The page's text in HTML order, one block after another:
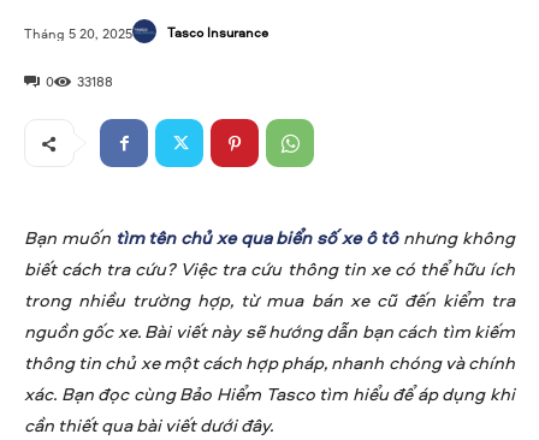
0 33188
Tháng 5 20, 2025 Tasco Insurance
Bạn muốn tìm tên chủ xe qua biển số xe ô tônhưng không
biết cách tra cứu? Việc tra cứu thông tin xe có thể hữu ích
trong nhiều trường hợp, từ mua bán xe cũ đến kiểm tra
nguồn gốc xe. Bài viết này sẽ hướng dẫn bạn cách tìm kiếm
thông tin chủ xe một cách hợp pháp, nhanh chóng và chính
xác. Bạn đọc cùng Bảo Hiểm Tasco tìm hiểu để áp dụng khi
cần thiết qua bài viết dưới đây.